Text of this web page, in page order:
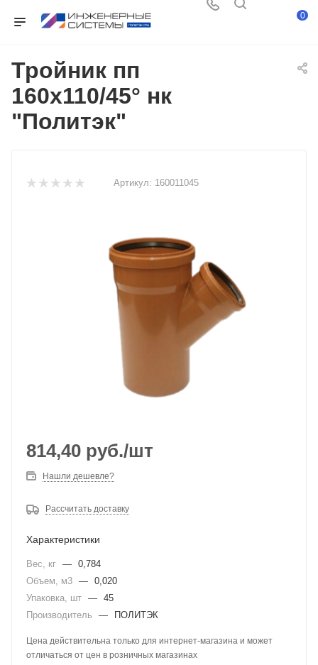
0
Тройник пп
160х110/45° нк
"Политэк"
Артикул: 160011045
814,40 руб./шт
Нашли дешевле?
Рассчитать доставку
Характеристики
Вес, кг — 0,784
Объем, м3 — 0,020
Упаковка, шт — 45
Производитель
— ПОЛИТЭК
Цена действительна только для интернет-магазина и может
отличаться от цен в розничных магазинах